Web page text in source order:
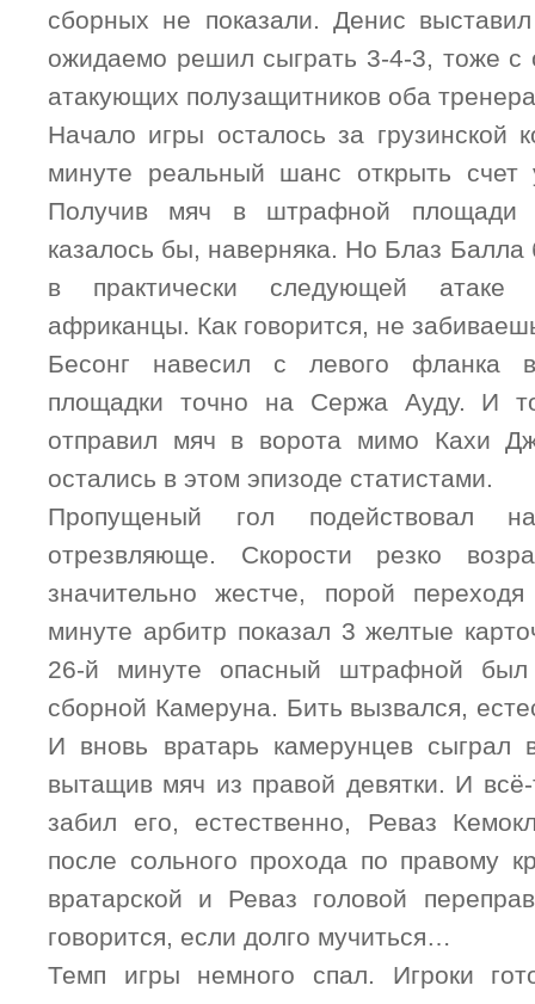
сборных не показали. Денис
ожидаемо решил сыграть 3-4-3, тоже с
атакующих полузащитников оба
Начало игры осталось за грузинской
минуте реальный шанс открыть счет
Получив мяч в штрафной площади
казалось бы, наверняка. Но Блаз
в практически следующей атаке
африканцы. Как говорится, не
Бесонг навесил с левого фланка
площадки точно на Сержа Ауду. И
отправил мяч в ворота мимо Кахи
остались в этом эпизоде статистами.
Пропущеный гол подействовал
отрезвляюще. Скорости резко
значительно жестче, порой
минуте арбитр показал 3 желтые
26-й минуте опасный штрафной был
сборной Камеруна. Бить вызвался,
И вновь вратарь камерунцев сыграл
вытащив мяч из правой девятки. И
забил его, естественно, Реваз
после сольного прохода по правому
вратарской и Реваз головой
говорится, если долго мучиться…
Темп игры немного спал. Игроки